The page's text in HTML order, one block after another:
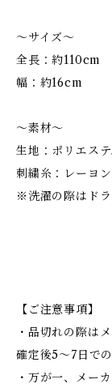
～サイズ～
全長：約110cm
幅：約16cm
～素材～
生地：ポリエス
刺繍糸：レーヨ
※洗濯の際はド
【ご注意事項】
・品切れの際は
確定後5～7日で
・万が一、メー